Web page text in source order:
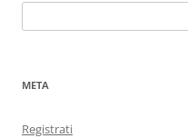
per:
META
Registrati